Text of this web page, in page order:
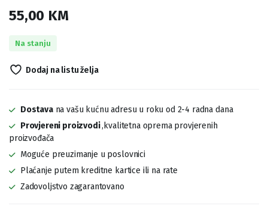
55,00 KM
Na stanju
Dodaj na listu želja
Dostavana vašu kućnu adresu u roku od 2-4 radna dana
Provjereni proizvodi,kvalitetna oprema provjerenih
proizvođača
Moguće preuzimanje u poslovnici
Plaćanje putem kreditne kartice ili na rate
Zadovoljstvo zagarantovano